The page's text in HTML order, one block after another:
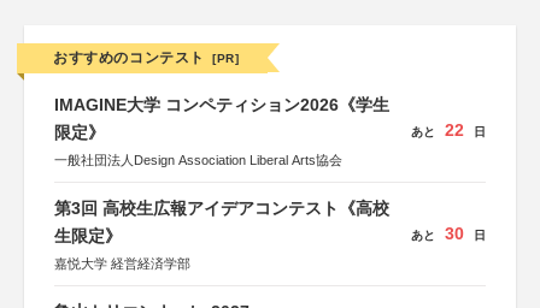
おすすめのコンテスト [PR]
IMAGINE大学 コンペティション2026《学生
限定》
一般社団法人Design Association Liberal Arts協会
あと 22 日
第3回 高校生広報アイデアコンテスト《高校
生限定》
嘉悦大学 経営経済学部
あと 30 日